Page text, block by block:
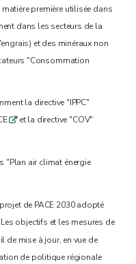
première utilisée dans
dans les secteurs de la
et des minéraux non
"Consommation
la directive "IPPC"
qet la directive "COV"
"Plan air climat énergie
de PACE 2030 adopté
objectifs et les mesures de
de mise à jour, en vue de
de politique régionale